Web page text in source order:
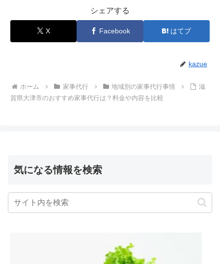
シェアする
X Facebook はてブ
kazue
ホーム 家事代行 地域別の家事代行事情
滋
賀県大津市のおすすめ家事代行は？料金や内容を比較
気になる情報を検索